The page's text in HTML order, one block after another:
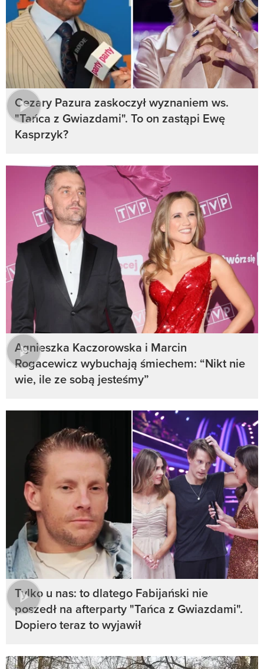
Cezary Pazura zaskoczył wyznaniem ws.
"Tańca z Gwiazdami". To on zastąpi Ewę
Kasprzyk?
Agnieszka Kaczorowska i Marcin
Rogacewicz wybuchają śmiechem: “Nikt nie
wie, ile ze sobą jesteśmy”
Tylko u nas: to dlatego Fabijański nie
poszedł na afterparty "Tańca z Gwiazdami".
Dopiero teraz to wyjawił